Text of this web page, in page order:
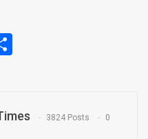
3824 Posts 0